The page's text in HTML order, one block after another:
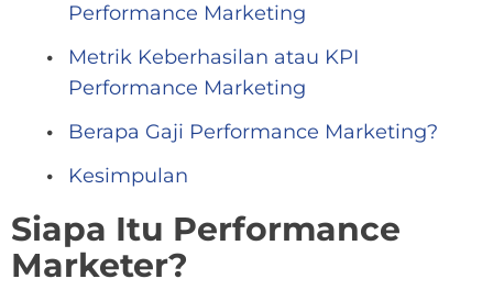
Performance Marketing
Metrik Keberhasilan atau KPI
Performance Marketing
Berapa Gaji Performance Marketing?
Kesimpulan
Siapa Itu Performance
Marketer?